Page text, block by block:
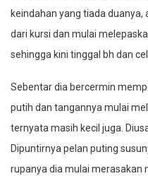
keindahan yang tiada
dari kursi dan mulai
sehingga kini tinggal bh dan
Sebentar dia bercermin
putih dan tangannya mulai
ternyata masih kecil juga.
Dipuntirnya pelan puting
rupanya dia mulai merasakan